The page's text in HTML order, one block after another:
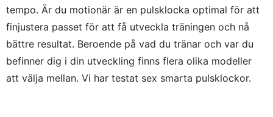
tempo. Är du motionär är en pulsklocka optimal för att
finjustera passet för att få utveckla träningen och nå
bättre resultat. Beroende på vad du tränar och var du
befinner dig i din utveckling finns flera olika modeller
att välja mellan. Vi har testat sex smarta pulsklockor.